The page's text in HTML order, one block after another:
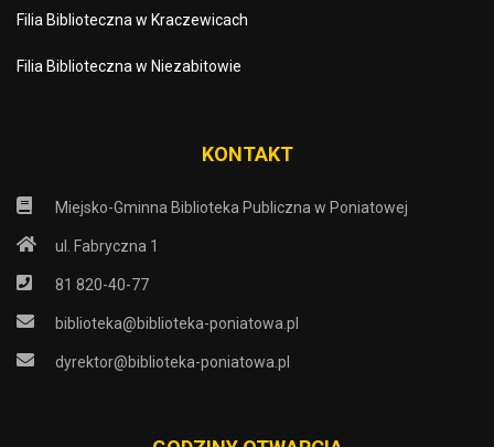
Filia Biblioteczna w Kraczewicach
Filia Biblioteczna w Niezabitowie
KONTAKT
Miejsko-Gminna Biblioteka Publiczna w Poniatowej
ul. Fabryczna 1
81 820-40-77
biblioteka@biblioteka-poniatowa.pl
dyrektor@biblioteka-poniatowa.pl